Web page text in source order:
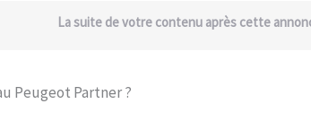
La suite de votre contenu après cette
Peugeot Partner ?